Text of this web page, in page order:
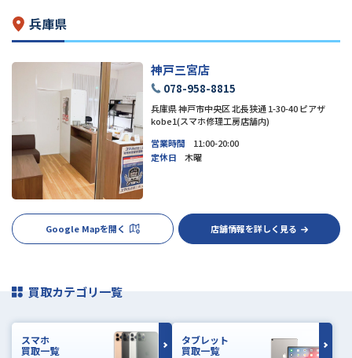
兵庫県
神戸三宮店
078-958-8815
兵庫県 神戸市中央区 北長狭通 1-30-40 ピアザ
kobe1(スマホ修理工房店舗内)
営業時間
11:00-20:00
定休日
木曜
Google Mapを開く 店舗情報を詳しく見る
買取カテゴリ一覧
スマホ
買取一覧
タブレット
買取一覧